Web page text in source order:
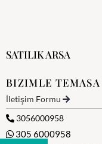
SATILIK ARSA
BIZIMLE
İletişim Formu
3056000958
305 6000958